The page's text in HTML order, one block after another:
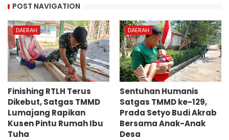
POST NAVIGATION
DAERAH
Finishing RTLH Terus
Dikebut, Satgas TMMD
Lumajang Rapikan
Kusen Pintu Rumah Ibu
Tuha
DAERAH
Sentuhan Humanis
Satgas TMMD ke-129,
Prada Setyo Budi Akrab
Bersama Anak-Anak
Desa